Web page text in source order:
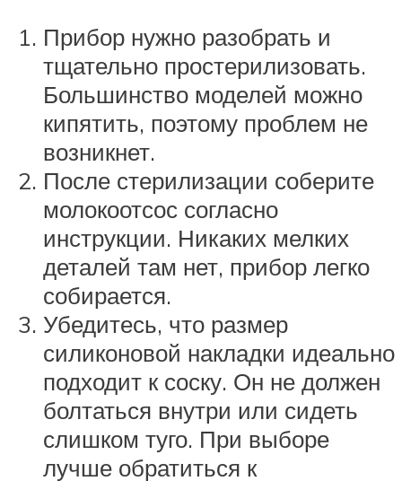
Прибор нужно разобрать и
тщательно простерилизовать.
Большинство моделей можно
кипятить, поэтому проблем не
возникнет.
После стерилизации соберите
молокоотсос согласно
инструкции. Никаких мелких
деталей там нет, прибор легко
собирается.
Убедитесь, что размер
силиконовой накладки идеально
подходит к соску. Он не должен
болтаться внутри или сидеть
слишком туго. При выборе
лучше обратиться к